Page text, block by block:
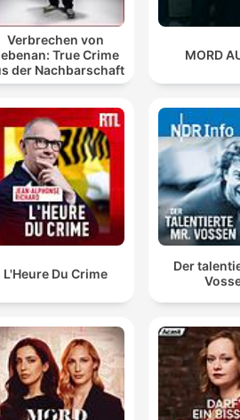
Mail
Wir
Verbrechen von
True Crime
der Nachbarschaft
MORD
L'Heure Du Crime
Der